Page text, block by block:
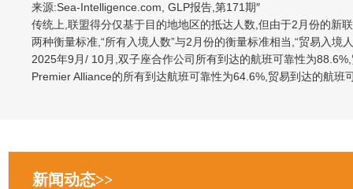
来源:Sea-Intelligence.com, GLP报告,第171期″
传统上,联盟得分仅基于目的地地区的抵达人数,但由于2月份的新
两种衡量标准,“所有入境人数”与2月份的衡量标准相当,“贸易入境
2025年9月/ 10月,双子座合作公司所有到达的航班可靠性为
Premier Alliance的所有到达航班可靠性为64.6%,贸易到达的航班
新闻动态>>